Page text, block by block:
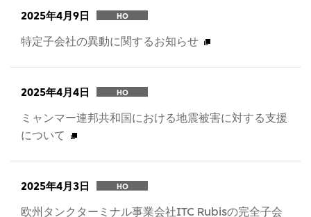
2025年4月9日 HO
特定子会社の異動に関するお知らせ
2025年4月4日 HO
ミャンマー連邦共和国における地震被害に対する支援
について
2025年4月3日 HO
欧州タンクターミナル事業会社ITC Rubisの完全子会